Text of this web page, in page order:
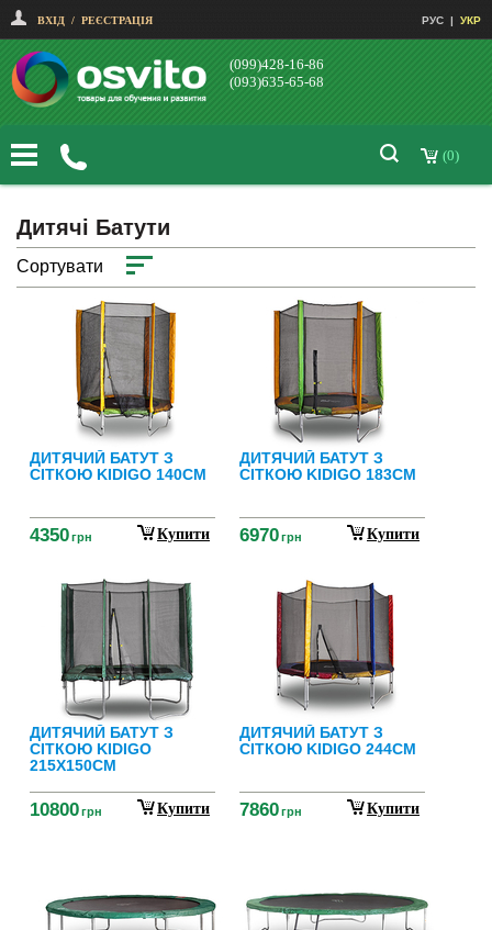
ВХІД / РЕЄСТРАЦІЯ РУС | УКР
(099)428-16-86
(093)635-65-68
(0)
Дитячі Батути
Сортувати
ДИТЯЧИЙ БАТУТ З
СІТКОЮ KIDIGO 140СМ
4350грн Купити
ДИТЯЧИЙ БАТУТ З
СІТКОЮ KIDIGO 183СМ
6970грн Купити
ДИТЯЧИЙ БАТУТ З
СІТКОЮ KIDIGO
215Х150СМ
10800грн Купити
ДИТЯЧИЙ БАТУТ З
СІТКОЮ KIDIGO 244СМ
7860грн Купити